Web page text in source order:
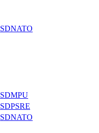
SDNATO
SDMPU
SDPSRE
SDNATO